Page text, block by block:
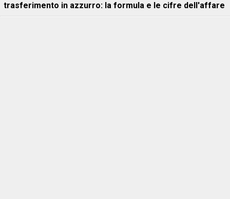
trasferimento in azzurro: la formula e le cifre dell'affare